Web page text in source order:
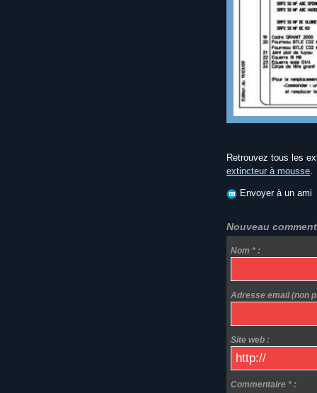
Retrouvez tous les
extincteur à mousse
Envoyer à un ami
Nouveau
Nom * :
Adresse email (non
Site web :
Commentaire * :